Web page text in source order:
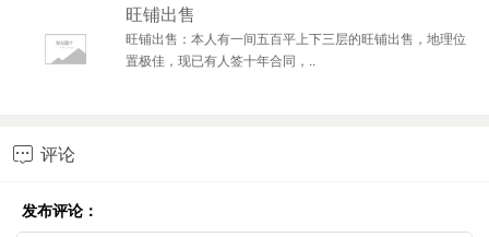
旺铺出售
旺铺出售：本人有一间五百平上下三层的旺铺出售，地理位
置极佳，现已有人签十年合同，..
 评论
发布评论：